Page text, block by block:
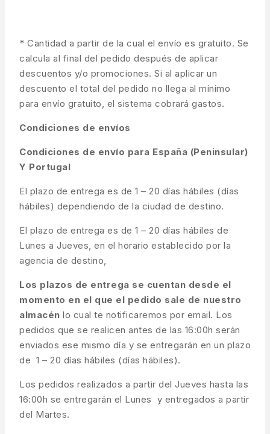
* Cantidad a partir de la cual el envío es gratuito. Se
calcula al final del pedido después de aplicar
descuentos y/o promociones. Si al aplicar un
descuento el total del pedido no llega al mínimo
para envío gratuito, el sistema cobrará gastos.
Condiciones de envíos
Condiciones de envío para España (Peninsular)
Y Portugal
El plazo de entrega es de 1 – 20 días hábiles (días
hábiles) dependiendo de la ciudad de destino.
El plazo de entrega es de 1 – 20 días hábiles de
Lunes a Jueves, en el horario establecido por la
agencia de destino,
Los plazos de entrega se cuentan desde el
momento en el que el pedido sale de nuestro
almacén lo cual te notificaremos por email. Los
pedidos que se realicen antes de las 16:00h serán
enviados ese mismo día y se entregarán en un plazo
de 1 – 20 días hábiles (días hábiles).
Los pedidos realizados a partir del Jueves hasta las
16:00h se entregarán el Lunes y entregados a partir
del Martes.